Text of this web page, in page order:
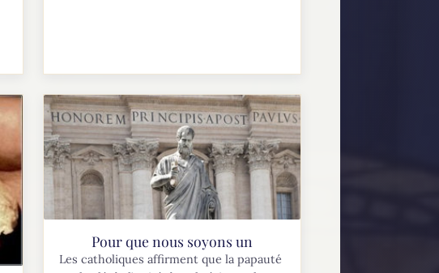
Pour que nous soyons un
Les catholiques affirment que la papauté